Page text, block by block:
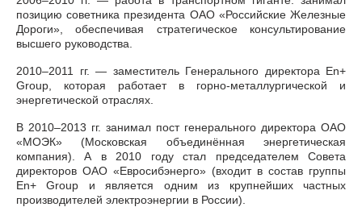
позицию советника президента ОАО «Российские Железные
Дороги», обеспечивая стратегическое консультирование
высшего руководства.
2010–2011 гг. — заместитель Генерального директора En+
Group, которая работает в горно-металлургической и
энергетической отраслях.
В 2010–2013 гг. занимал пост генерального директора ОАО
«МОЭК» (Московская объединённая энергетическая
компания). А в 2010 году стал председателем Совета
директоров ОАО «Евросибэнерго» (входит в состав группы
En+ Group и является одним из крупнейших частных
производителей электроэнергии в России).